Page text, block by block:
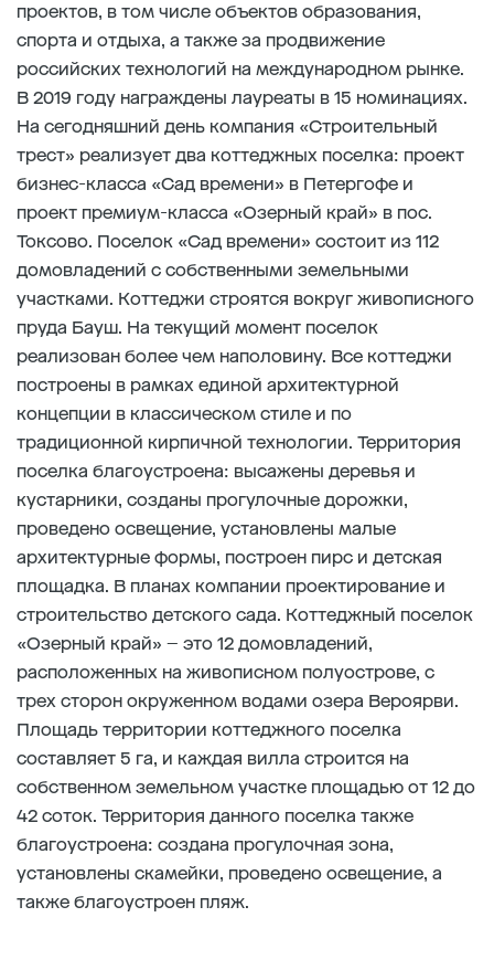
проектов, в том числе объектов образования,
спорта и отдыха, а также за продвижение
российских технологий на международном рынке.
В 2019 году награждены лауреаты в 15 номинациях.
На сегодняшний день компания «Строительный
трест» реализует два коттеджных поселка: проект
бизнес-класса «Сад времени» в Петергофе и
проект премиум-класса «Озерный край» в пос.
Токсово. Поселок «Сад времени» состоит из 112
домовладений с собственными земельными
участками. Коттеджи строятся вокруг живописного
пруда Бауш. На текущий момент поселок
реализован более чем наполовину. Все коттеджи
построены в рамках единой архитектурной
концепции в классическом стиле и по
традиционной кирпичной технологии. Территория
поселка благоустроена: высажены деревья и
кустарники, созданы прогулочные дорожки,
проведено освещение, установлены малые
архитектурные формы, построен пирс и детская
площадка. В планах компании проектирование и
строительство детского сада. Коттеджный поселок
«Озерный край» – это 12 домовладений,
расположенных на живописном полуострове, с
трех сторон окруженном водами озера Вероярви.
Площадь территории коттеджного поселка
составляет 5 га, и каждая вилла строится на
собственном земельном участке площадью от 12 до
42 соток. Территория данного поселка также
благоустроена: создана прогулочная зона,
установлены скамейки, проведено освещение, а
также благоустроен пляж.